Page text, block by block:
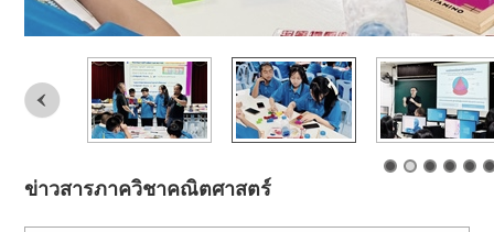
ข่าวสารภาควิชาคณิตศาสตร์